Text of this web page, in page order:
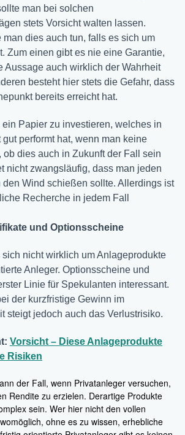
man bei solchen
stets Vorsicht walten lassen.
dies auch tun, falls es sich um
Zum einen gibt es nie eine Garantie,
Aussage auch wirklich der Wahrheit
besteht hier stets die Gefahr, dass
bereits erreicht hat.
ein Papier zu investieren, welches in
performt hat, wenn man keine
ob dies auch in Zukunft der Fall sein
nicht zwangsläufig, dass man jeden
den Wind schießen sollte. Allerdings ist
Recherche in jedem Fall
und Optionsscheine
nicht wirklich um Anlageprodukte
Anleger. Optionsscheine und
Linie für Spekulanten interessant.
der kurzfristige Gewinn im
steigt jedoch auch das Verlustrisiko.
Vorsicht – Diese Anlageprodukte
Risiken
der Fall, wenn Privatanleger versuchen,
Rendite zu erzielen. Derartige Produkte
sein. Wer hier nicht den vollen
ohne es zu wissen, erhebliche